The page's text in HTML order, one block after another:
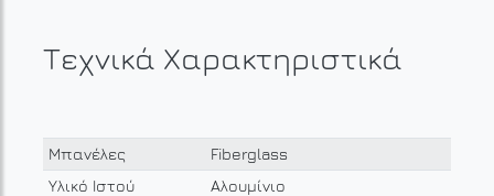
Τεχνικά Χαρακτηριστικά
Μπανέλες
Fiberglass
Υλικό Ιστού
Αλουμίνιο